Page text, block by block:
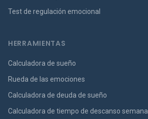
Test de regulación emocional
HERRAMIENTAS
Calculadora de sueño
Rueda de las emociones
Calculadora de deuda de sueño
Calculadora de tiempo de descanso semanal